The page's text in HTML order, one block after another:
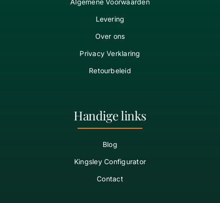
Algemene Voorwaarden
Levering
Over ons
Privacy Verklaring
Retourbeleid
Handige links
Blog
Kingsley Configurator
Contact